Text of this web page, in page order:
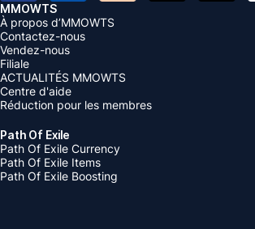
MMOWTS
À propos d’MMOWTS
Contactez-nous
Vendez-nous
Filiale
ACTUALITÉS MMOWTS
Centre d'aide
Réduction pour les membres
Path Of Exile
Path Of Exile Currency
Path Of Exile Items
Path Of Exile Boosting